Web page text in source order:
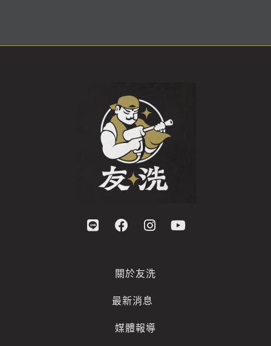
關於友洗
最新消息
媒體報導